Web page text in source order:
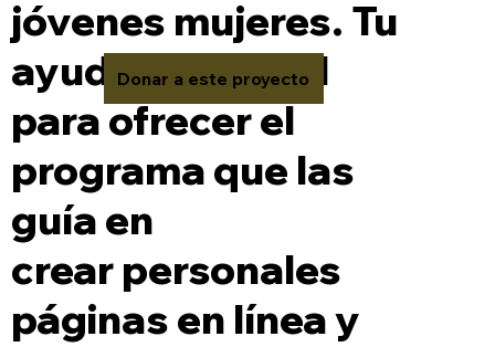
jóvenes mujeres. Tu
ayuda es crucial
para ofrecer el
programa que las
guía en
crear personales
páginas en línea y
Donar a este proyecto